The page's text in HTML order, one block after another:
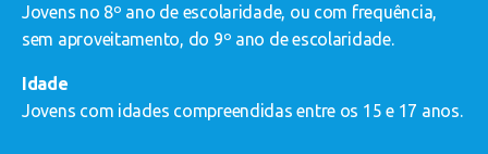
Jovens no 8º ano de escolaridade, ou com frequência,
sem aproveitamento, do 9º ano de escolaridade.
Idade
Jovens com idades compreendidas entre os 15 e 17 anos.